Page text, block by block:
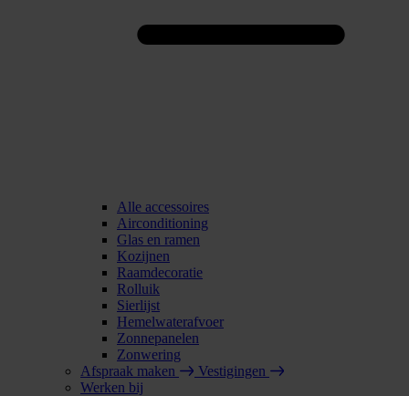
Alle accessoires
Airconditioning
Glas en ramen
Kozijnen
Raamdecoratie
Rolluik
Sierlijst
Hemelwaterafvoer
Zonnepanelen
Zonwering
Afspraak maken
Vestigingen
Werken bij